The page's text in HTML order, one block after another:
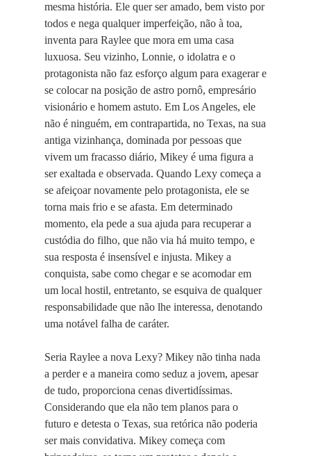
mesma história. Ele quer ser amado, bem visto por
todos e nega qualquer imperfeição, não à toa,
inventa para Raylee que mora em uma casa
luxuosa. Seu vizinho, Lonnie, o idolatra e o
protagonista não faz esforço algum para exagerar e
se colocar na posição de astro pornô, empresário
visionário e homem astuto. Em Los Angeles, ele
não é ninguém, em contrapartida, no Texas, na sua
antiga vizinhança, dominada por pessoas que
vivem um fracasso diário, Mikey é uma figura a
ser exaltada e observada. Quando Lexy começa a
se afeiçoar novamente pelo protagonista, ele se
torna mais frio e se afasta. Em determinado
momento, ela pede a sua ajuda para recuperar a
custódia do filho, que não via há muito tempo, e
sua resposta é insensível e injusta. Mikey a
conquista, sabe como chegar e se acomodar em
um local hostil, entretanto, se esquiva de qualquer
responsabilidade que não lhe interessa, denotando
uma notável falha de caráter.
Seria Raylee a nova Lexy? Mikey não tinha nada
a perder e a maneira como seduz a jovem, apesar
de tudo, proporciona cenas divertidíssimas.
Considerando que ela não tem planos para o
futuro e detesta o Texas, sua retórica não poderia
ser mais convidativa. Mikey começa com